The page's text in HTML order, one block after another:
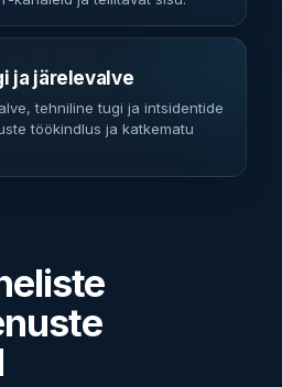
ja järelevalve
tehniline tugi ja intsidentide
töökindlus ja katkematu